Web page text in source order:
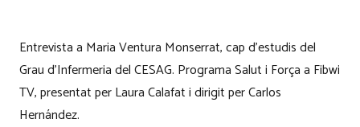
Entrevista a Maria Ventura Monserrat, cap d’estudis del
Grau d’Infermeria del CESAG. Programa Salut i Força a Fibwi
TV, presentat per Laura Calafat i dirigit per Carlos
Hernández.